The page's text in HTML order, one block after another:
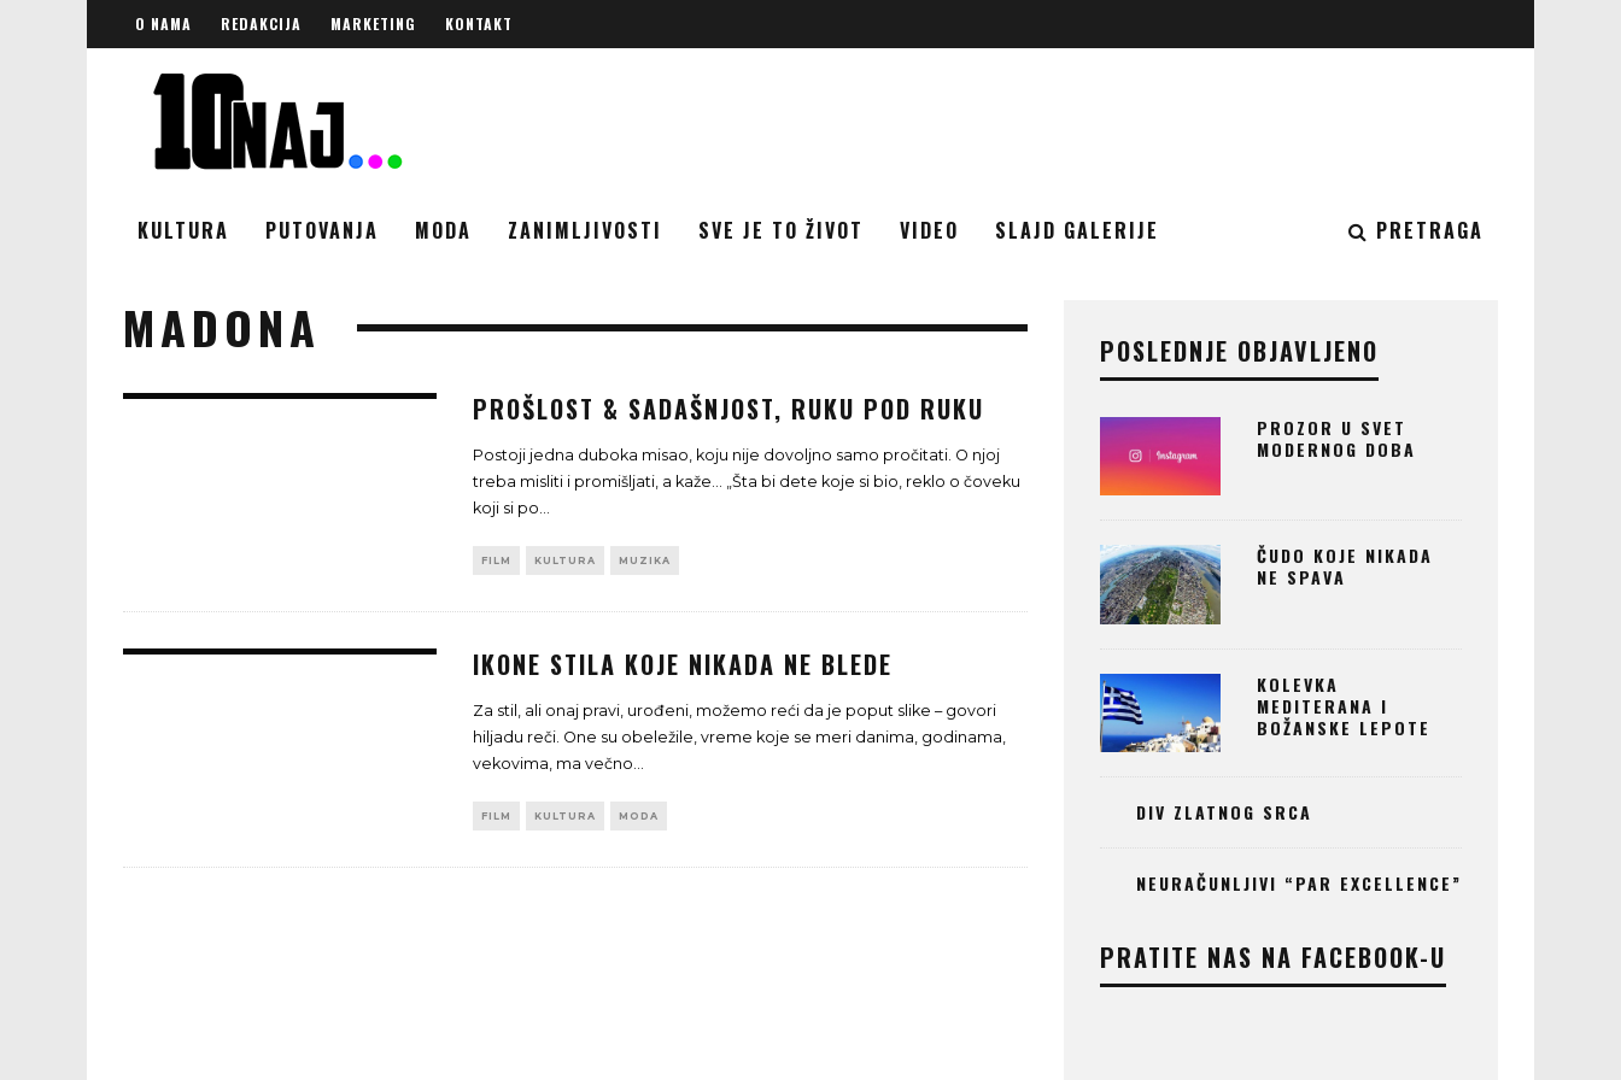
O NAMA REDAKCIJA MARKETING KONTAKT
KULTURA PUTOVANJA MODA ZANIMLJIVOSTI SVE JE TO ŽIVOT VIDEO SLAJD GALERIJE PRETRAGA
MADONA
PROŠLOST & SADAŠNJOST, RUKU POD RUKU
Postoji jedna duboka misao, koju nije dovoljno samo pročitati. O njoj
treba misliti i promišljati, a kaže... „Šta bi dete koje si bio, reklo o čoveku
koji si po...
FILM KULTURA MUZIKA
IKONE STILA KOJE NIKADA NE BLEDE
Za stil, ali onaj pravi, urođeni, možemo reći da je poput slike – govori
hiljadu reči. One su obeležile, vreme koje se meri danima, godinama,
vekovima, ma večno...
FILM KULTURA MODA
POSLEDNJE OBJAVLJENO
PROZOR U SVET
MODERNOG DOBA
ČUDO KOJE NIKADA
NE SPAVA
KOLEVKA
MEDITERANA I
BOŽANSKE LEPOTE
DIV ZLATNOG SRCA
NEURAČUNLJIVI “PAR EXCELLENCE”
PRATITE NAS NA FACEBOOK-U